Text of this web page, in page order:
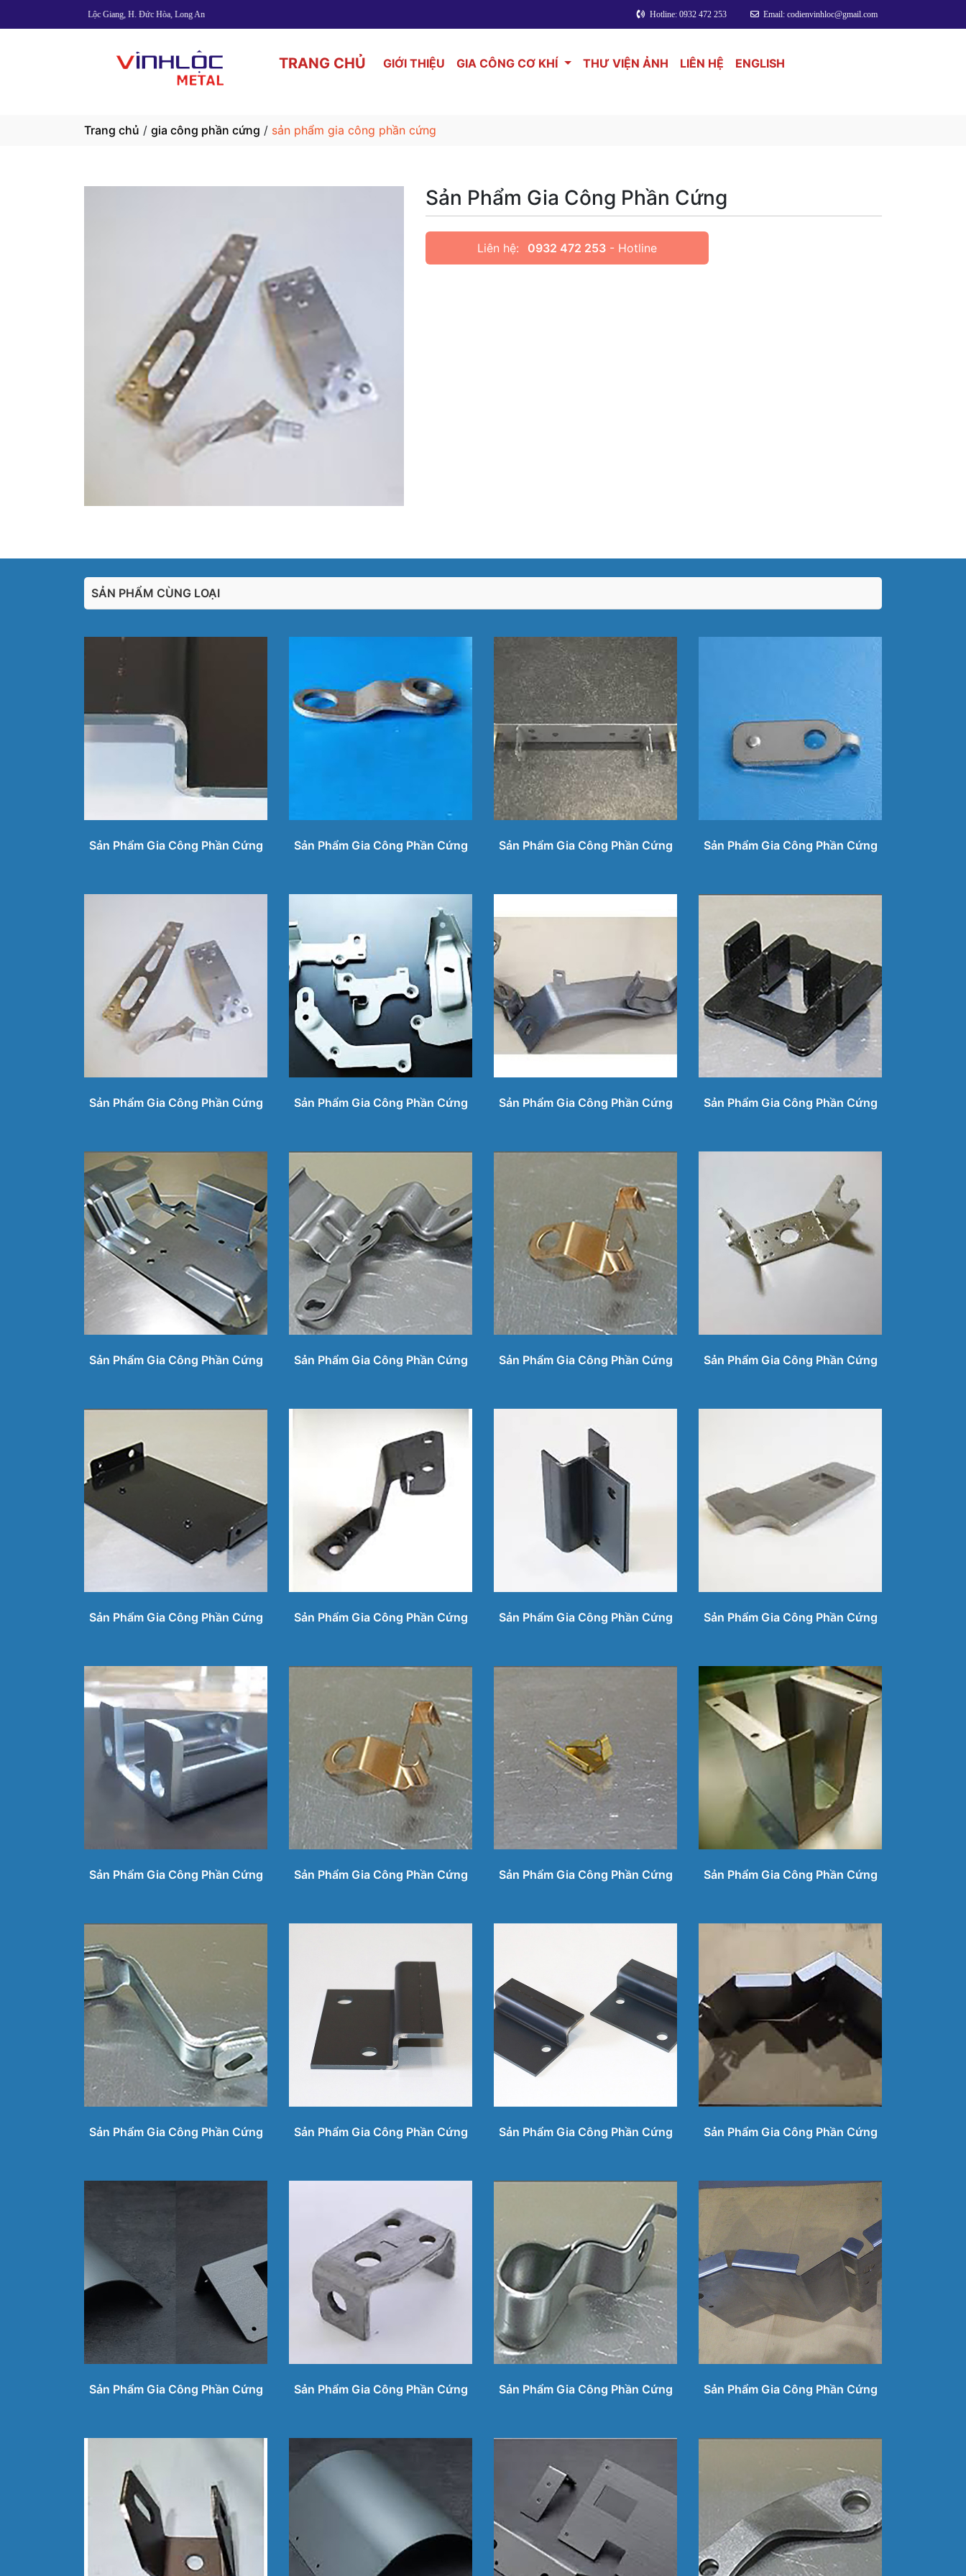
H. Đức Hòa, Long An Hotline: 0932 472 253 Email: codienvinhloc@gmail.com
TRANG CHỦ GIỚI THIỆU GIA CÔNG CƠ KHÍ THƯ VIỆN ẢNH LIÊN HỆ ENGLISH
Trang chủ / gia công phần cứng / sản phẩm gia công phần cứng
Sản Phẩm Gia Công Phần Cứng
Liên hệ: 0932 472 253- Hotline
SẢN PHẨM CÙNG LOẠI
Sản Phẩm Gia Công Phần Cứng Sản Phẩm Gia Công Phần Cứng Sản Phẩm Gia Công Phần Cứng Sản Phẩm Gia Công Phần Cứng
Sản Phẩm Gia Công Phần Cứng Sản Phẩm Gia Công Phần Cứng Sản Phẩm Gia Công Phần Cứng Sản Phẩm Gia Công Phần Cứng
Sản Phẩm Gia Công Phần Cứng Sản Phẩm Gia Công Phần Cứng Sản Phẩm Gia Công Phần Cứng Sản Phẩm Gia Công Phần Cứng
Sản Phẩm Gia Công Phần Cứng Sản Phẩm Gia Công Phần Cứng Sản Phẩm Gia Công Phần Cứng Sản Phẩm Gia Công Phần Cứng
Sản Phẩm Gia Công Phần Cứng Sản Phẩm Gia Công Phần Cứng Sản Phẩm Gia Công Phần Cứng Sản Phẩm Gia Công Phần Cứng
Sản Phẩm Gia Công Phần Cứng Sản Phẩm Gia Công Phần Cứng Sản Phẩm Gia Công Phần Cứng Sản Phẩm Gia Công Phần Cứng
Sản Phẩm Gia Công Phần Cứng Sản Phẩm Gia Công Phần Cứng Sản Phẩm Gia Công Phần Cứng Sản Phẩm Gia Công Phần Cứng